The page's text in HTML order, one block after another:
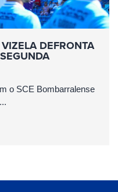
DEFRONTA
o SCE Bombarralense